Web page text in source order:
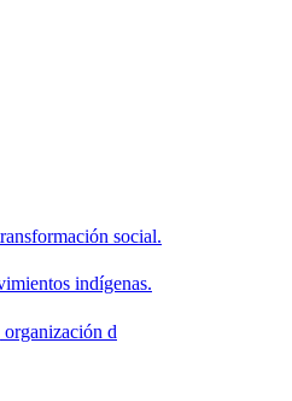
social.
indígenas.
d